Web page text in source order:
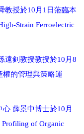
教授於10 月 1 日蒞臨本
Strain Ferroelectric
遠釗教授教授於10 月 8
權的管理與策略運
心 薛景中博士於10 月
Profiling of Organic